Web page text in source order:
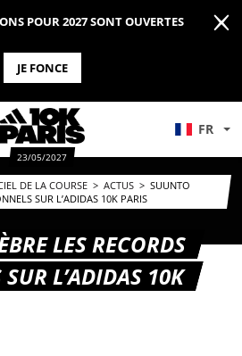
POUR 2027 SONT OUVERTES
JE FONCE
FR
23/05/2027
DE LA COURSE > ACTUS > SUUNTO
SUR L’ADIDAS 10K PARIS
LES RECORDS
L’ADIDAS 10K